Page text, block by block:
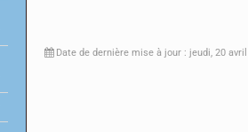
Date de dernière mise à jour : jeudi, 20 avril